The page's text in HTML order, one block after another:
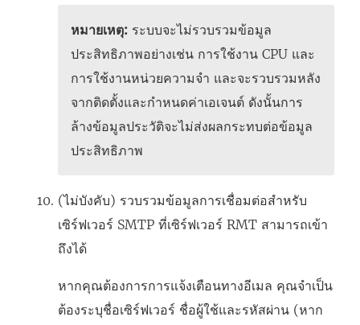
หมายเหตุ: ระบบจะไม่รวบรวมข้อมูล
ประสิทธิภาพอย่างเช่น การใช้งาน CPU และ
การใช้งานหน่วยความจำ และจะรวบรวมหลัง
จากติดตั้งและกำหนดค่าเอเจนต์ ดังนั้นการ
ล้างข้อมูลประวัติจะไม่ส่งผลกระทบต่อข้อมูล
ประสิทธิภาพ
(ไม่บังคับ) รวบรวมข้อมูลการเชื่อมต่อสำหรับ
เซิร์ฟเวอร์ SMTP ที่เซิร์ฟเวอร์ RMT สามารถเข้า
ถึงได้
หากคุณต้องการการแจ้งเตือนทางอีเมล คุณจำเป็น
ต้องระบุชื่อเซิร์ฟเวอร์ ชื่อผู้ใช้และรหัสผ่าน (หาก